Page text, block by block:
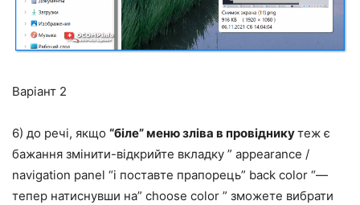
Варіант 2
6) до речі, якщо “біле” меню зліва в провідникутеж є
бажання змінити-відкрийте вкладку ” appearance /
navigation panel “і поставте прапорець” back color “—
тепер натиснувши на” choose color ” зможете вибрати